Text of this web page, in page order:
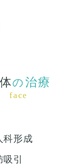
の 治療
face
科形成
吸引